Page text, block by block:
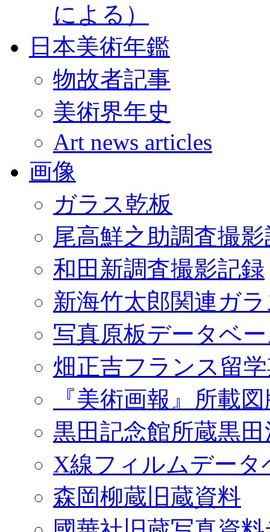
による）
日本美術年鑑
物故者記事
美術界年史
Art news articles
画像
ガラス乾板
尾高鮮之助調査撮
和田新調査撮影記録
新海竹太郎関連ガ
写真原板データベ
畑正吉フランス留
『美術画報』所載
黒田記念館所蔵黒
X線フィルムデータ
森岡柳蔵旧蔵資料